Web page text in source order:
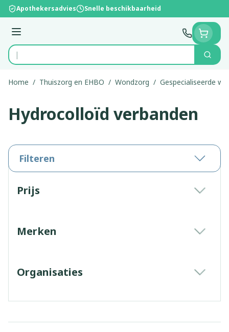
Ga naar de inhoud
Apothekersadvies Snelle beschikbaarheid
Menu
Product, merk, categorie...
Zoek
Home / Thuiszorg en EHBO / Wondzorg / Gespecialiseerde
Hydrocolloïd verbanden
Filteren
Prijs
Merken
Organisaties